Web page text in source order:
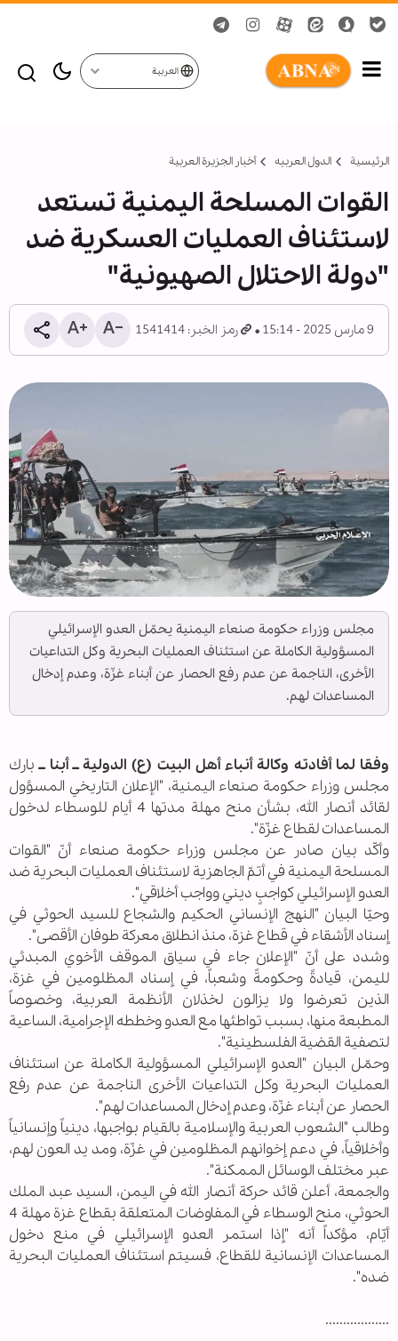
العربية
الرئيسية الدول العربیه أخبار الجزيرة العربية
القوات المسلحة اليمنية تستعد
لاستئناف العمليات العسكرية ضد
"دولة الاحتلال الصهيونية"
9 مارس 2025 - 15:14 رمز الخبر: 1541414
مجلس وزراء حكومة صنعاء اليمنية يحمّل العدو الإسرائيلي
المسؤولية الكاملة عن استئناف العمليات البحرية وكل التداعيات
الأخرى، الناجمة عن عدم رفع الحصار عن أبناء غزّة، وعدم إدخال
المساعدات لهم.
وفقا لما أفادته وكالة أنباء أهل البيت (ع) الدولية ــ أبنا ــبارك
مجلس وزراء حكومة صنعاء اليمنية، "الإعلان التاريخي المسؤول
لقائد أنصار الله، بشأن منح مهلة مدتها 4 أيام للوسطاء لدخول
المساعدات لقطاع غزّة".
وأكّد بيان صادر عن مجلس وزراء حكومة صنعاء أنّ "القوات
المسلحة اليمنية في أتمّ الجاهزية لاستئناف العمليات البحرية ضد
العدو الإسرائيلي كواجبٍ ديني وواجب أخلاقي".
وحيّا البيان "النهج الإنساني الحكيم والشجاع للسيد الحوثي في
إسناد الأشقاء في قطاع غزة، منذ انطلاق معركة طوفان الأقصى".
وشدد على أنّ "الإعلان جاء في سياق الموقف الأخوي المبدئي
لليمن، قيادةً وحكومةً وشعباً، في إسناد المظلومين في غزة،
الذين تعرضوا ولا يزالون لخذلان الأنظمة العربية، وخصوصاً
المطبعة منها، بسبب تواطئها مع العدو وخططه الإجرامية، الساعية
لتصفية القضية الفلسطينية".
وحمّل البيان "العدو الإسرائيلي المسؤولية الكاملة عن استئناف
العمليات البحرية وكل التداعيات الأخرى الناجمة عن عدم رفع
الحصار عن أبناء غزّة، وعدم إدخال المساعدات لهم".
وطالب "الشعوب العربية والإسلامية بالقيام بواجبها، دينياً وإنسانياً
وأخلاقياً، في دعم إخوانهم المظلومين في غزّة، ومد يد العون لهم،
عبر مختلف الوسائل الممكنة".
والجمعة، أعلن قائد حركة أنصار الله في اليمن، السيد عبد الملك
الحوثي، منح الوسطاء في المفاوضات المتعلقة بقطاع غزة مهلة 4
أيّام، مؤكداً أنه "إذا استمر العدو الإسرائيلي في منع دخول
المساعدات الإنسانية للقطاع، فسيتم استئناف العمليات البحرية
ضده".
..................